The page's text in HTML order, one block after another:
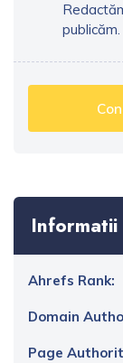
publicăm.
Informatii
Ahrefs Rank:
Domain
Page